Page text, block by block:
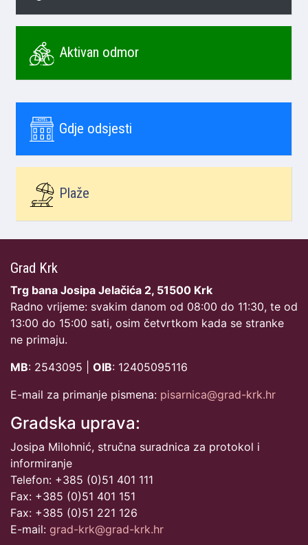
Aktivan odmor
Gdje odsjesti
Plaže
Grad Krk
Trg bana Josipa Jelačića 2, 51500 Krk
Radno vrijeme: svakim danom od 08:00 do 11:30, te od
13:00 do 15:00 sati, osim četvrtkom kada se stranke
ne primaju.
MB: 2543095 | OIB: 12405095116
E-mail za primanje pismena: pisarnica@grad-krk.hr
Gradska uprava:
Josipa Milohnić, stručna suradnica za protokol i
informiranje
Telefon: +385 (0)51 401 111
Fax: +385 (0)51 401 151
Fax: +385 (0)51 221 126
E-mail: grad-krk@grad-krk.hr